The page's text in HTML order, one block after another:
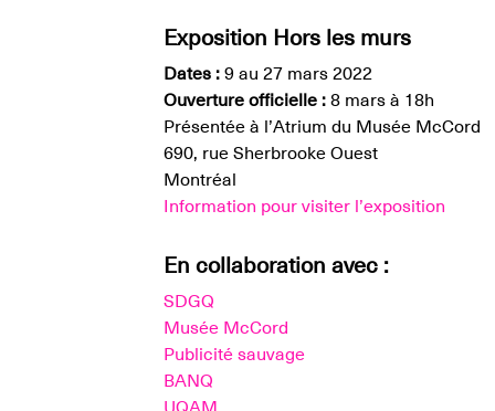
Exposition Hors les murs
Dates : 9 au 27 mars 2022
Ouverture officielle : 8 mars à 18h
Présentée à l’Atrium du Musée McCord
690, rue Sherbrooke Ouest
Montréal
Information pour visiter l’exposition
En collaboration avec :
SDGQ
Musée McCord
Publicité sauvage
BANQ